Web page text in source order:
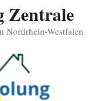
Zentrale
Nordrhein-Westfalen